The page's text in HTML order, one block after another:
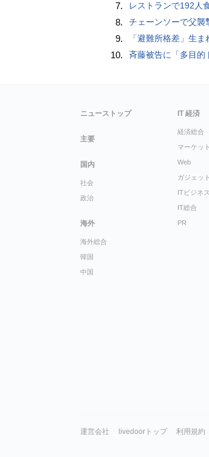
7. レストランで192人
8. チェーンソーで父襲
9. 「避難所格差」生
10. 斉藤被告に「多目的
ニューストップ
主要
国内
社会
政治
海外
海外総合
韓国
中国
IT 経済
経済総合
マーケット
Web
ガジェット
ITビジネス
IT総合
PR
運営会社 livedoorトップ 利用規約